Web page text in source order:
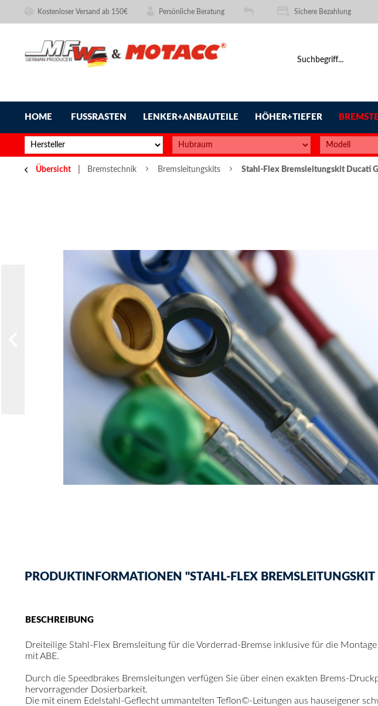
Kostenloser Versand ab 150€ Persönliche Beratung Sichere Bezahlung
HOME FUSSRASTEN LENKER+ANBAUTEILE HÖHER+TIEFER
Übersicht Bremstechnik Bremsleitungskits Stahl-Flex Bremsleitungskit Ducati
PRODUKTINFORMATIONEN "STAHL-FLEX
BESCHREIBUNG
Dreiteilige Stahl-Flex Bremsleitung für die Vorderrad-Bremse inklusive für die
mit ABE.
Durch die Speedbrakes Bremsleitungen verfügen Sie über einen exakten Brems-
hervorragender Dosierbarkeit.
Die mit einem Edelstahl-Geflecht ummantelten Teflon©-Leitungen aus hauseigener